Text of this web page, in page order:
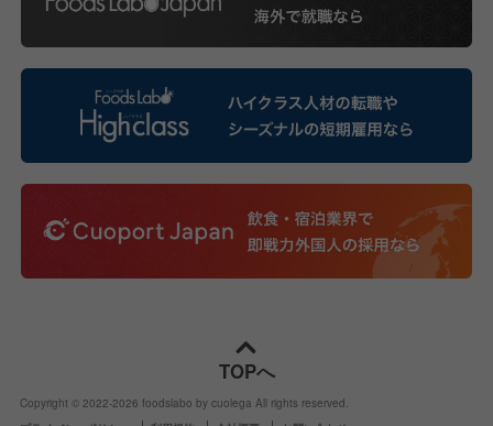
TOPへ
Copyright © 2022-2026 foodslabo by cuolega All rights reserved.